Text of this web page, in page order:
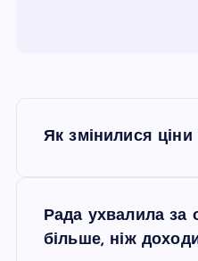
НЯк змінилися
Рада ухвалила за
більше, ніж